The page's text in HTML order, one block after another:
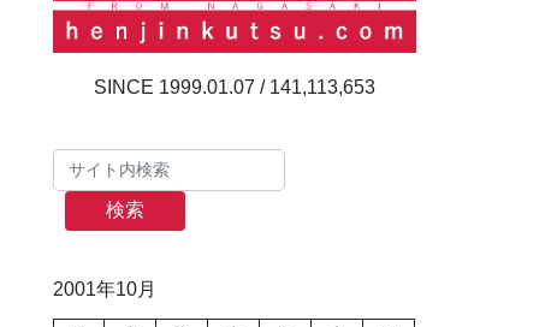
141,113,653
検索
2001年10月